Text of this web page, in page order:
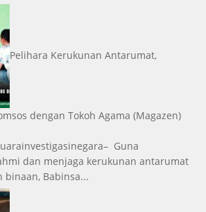
Pelihara Kerukunan Antarumat,
dengan Tokoh Agama (Magazen)
Guna
dan menjaga kerukunan antarumat
binaan, Babinsa...